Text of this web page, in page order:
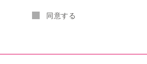
同意する